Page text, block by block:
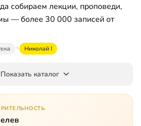
собираем лекции, проповеди,
— более 30 000 записей от
Николай I
Показать каталог